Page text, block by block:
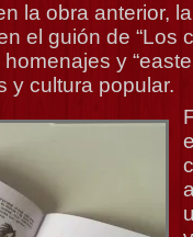
la obra anterior,
el guión de “Los
y
y cultura popular.